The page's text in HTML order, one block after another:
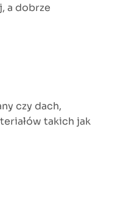
a dobrze
czy dach,
takich jak